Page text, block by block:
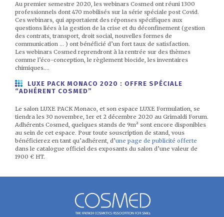
Au premier semestre 2020, les webinars Cosmed ont réuni 1300
professionnels dont 470 mobilisés sur la série spéciale post Covid.
Ces webinars, qui apportaient des réponses spécifiques aux
questions liées à la gestion de la crise et du déconfinement (gestion
des contrats, transport, droit social, nouvelles formes de
communication … ) ont bénéficié d’un fort taux de satisfaction.
Les webinars Cosmed reprendront à la rentrée sur des thèmes
comme l’éco-conception, le règlement biocide, les inventaires
chimiques….
LUXE PACK MONACO 2020 : OFFRE SPÉCIALE
“ADHÉRENT COSMED”
Le salon LUXE PACK Monaco, et son espace LUXE Formulation, se
tiendra les 30 novembre, 1er et 2 décembre 2020 au Grimaldi Forum.
Adhérents Cosmed, quelques stands de 9m² sont encore disponibles
au sein de cet espace. Pour toute souscription de stand, vous
bénéficierez en tant qu’adhérent, d’une page de publicité offerte
dans le catalogue officiel des exposants du salon d’une valeur de
1900 € HT.